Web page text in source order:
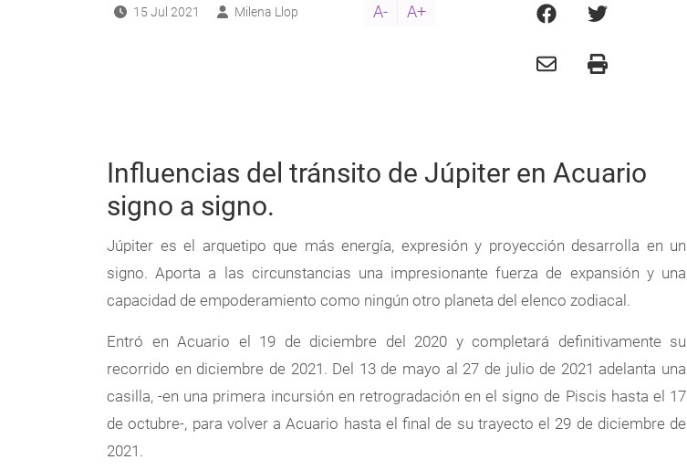
15 Jul 2021 Milena Llop A- A+
Influencias del tránsito de Júpiter en Acuario
signo a signo.
Júpiter es el arquetipo que más energía, expresión y proyección desarrolla en un
signo. Aporta a las circunstancias una impresionante fuerza de expansión y una
capacidad de empoderamiento como ningún otro planeta del elenco zodiacal.
Entró en Acuario el 19 de diciembre del 2020 y completará definitivamente su
recorrido en diciembre de 2021. Del 13 de mayo al 27 de julio de 2021 adelanta una
casilla, -en una primera incursión en retrogradación en el signo de Piscis hasta el 17
de octubre-, para volver a Acuario hasta el final de su trayecto el 29 de diciembre de
2021.